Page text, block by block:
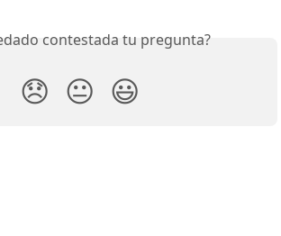
contestada tu pregunta?
😞 😐 😃